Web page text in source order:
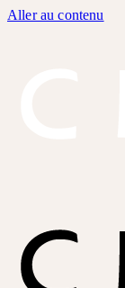
Aller au contenu